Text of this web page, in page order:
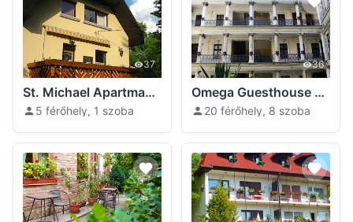
37
St. Michael Apartman Budapest
5 férőhely, 1 szoba
36
Omega Guesthouse Budapest
20 férőhely, 8 szoba